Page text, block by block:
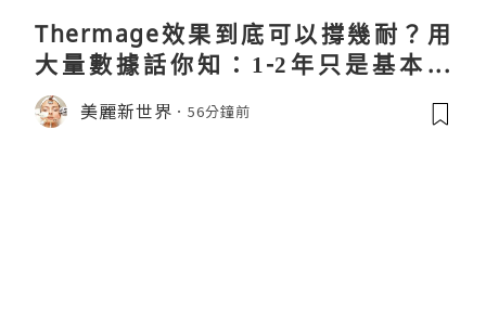
Thermage效果到底可以撐幾耐？用
大量數據話你知：1-2年只是基本操
作！
美麗新世界 56分鐘前